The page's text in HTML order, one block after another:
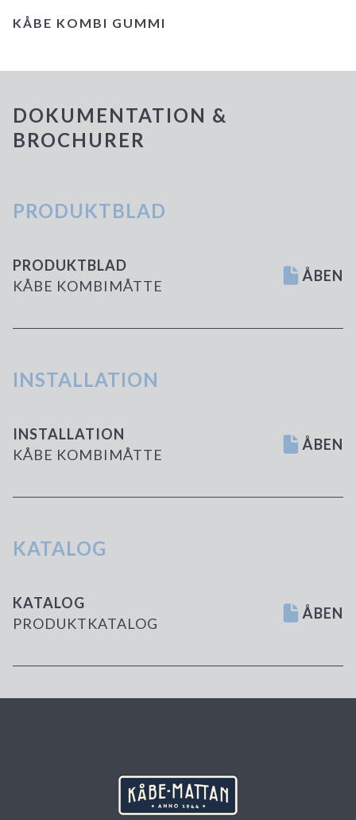
KÅBE KOMBI GUMMI
DOKUMENTATION &
BROCHURER
PRODUKTBLAD
PRODUKTBLAD
KÅBE KOMBIMÅTTE
ÅBEN
INSTALLATION
INSTALLATION
KÅBE KOMBIMÅTTE
ÅBEN
KATALOG
KATALOG
PRODUKTKATALOG
ÅBEN